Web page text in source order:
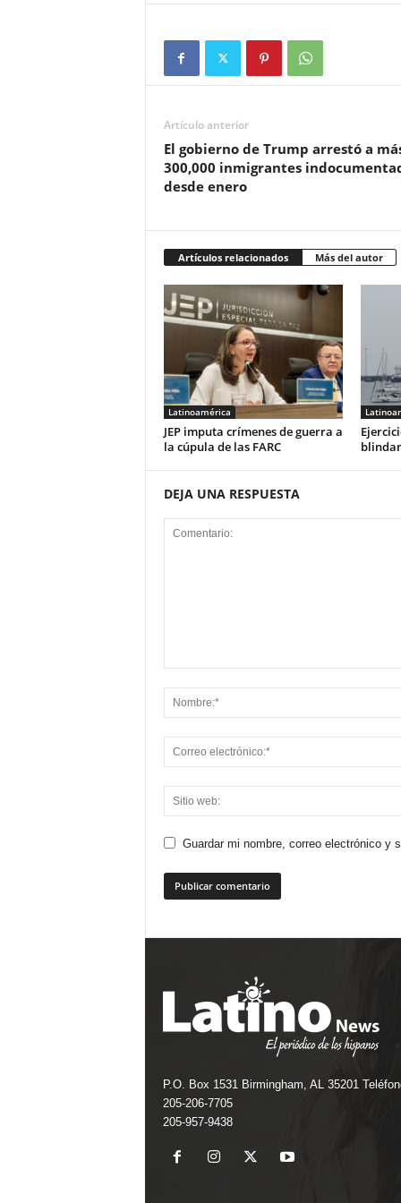
Artículo anterior
El gobierno de Trump arrestó a
300,000 inmigrantes
desde enero
Artículos relacionados Más del autor
Latinoamérica
JEP imputa crímenes de guerra a
la cúpula de las FARC
DEJA UNA RESPUESTA
Guardar mi nombre, correo electrónico y
P.O. Box 1531 Birmingham, AL 35201
205-206-7705
205-957-9438